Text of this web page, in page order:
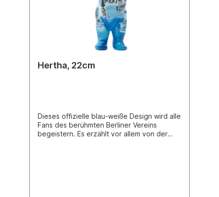
Hertha, 22cm
Dieses offizielle blau-weiße Design wird alle
Fans des berühmten Berliner Vereins
begeistern. Es erzählt vor allem von der